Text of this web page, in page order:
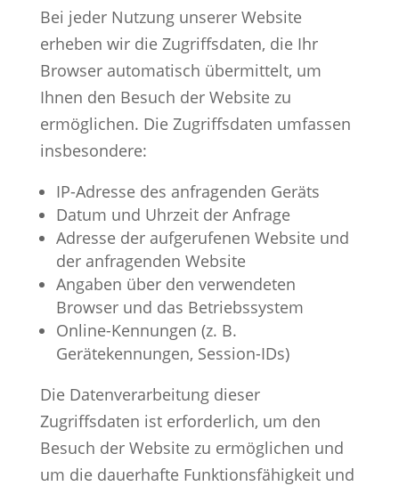
Bei jeder Nutzung unserer Website
erheben wir die Zugriffsdaten, die Ihr
Browser automatisch übermittelt, um
Ihnen den Besuch der Website zu
ermöglichen. Die Zugriffsdaten umfassen
insbesondere:
IP-Adresse des anfragenden Geräts
Datum und Uhrzeit der Anfrage
Adresse der aufgerufenen Website und
der anfragenden Website
Angaben über den verwendeten
Browser und das Betriebssystem
Online-Kennungen (z. B.
Gerätekennungen, Session-IDs)
Die Datenverarbeitung dieser
Zugriffsdaten ist erforderlich, um den
Besuch der Website zu ermöglichen und
um die dauerhafte Funktionsfähigkeit und